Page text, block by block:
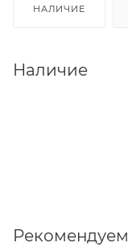
НАЛИЧИЕ
Наличие
Рекомендуем